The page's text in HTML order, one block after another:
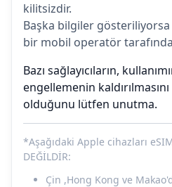
kilitsizdir.
Başka bilgiler gösteriliyorsa
bir mobil operatör
Bazı sağlayıcıların,
engellemenin
olduğunu lütfen unutma.
*Aşağıdaki Apple cihazları
DEĞİLDİR:
Çin ,Hong Kong ve